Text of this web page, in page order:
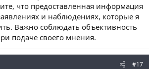
что предоставленная информация
и наблюдениях, которые я
Важно соблюдать объективность
подаче своего мнения.
#17